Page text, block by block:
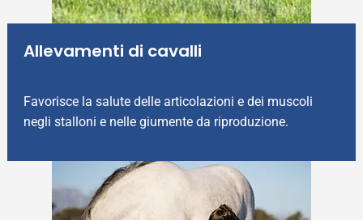
Allevamenti di cavalli
Favorisce la salute delle articolazioni e dei muscoli
negli stalloni e nelle giumente da riproduzione.